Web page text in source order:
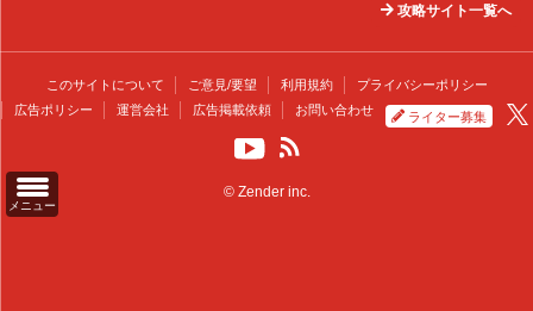
メニュー
攻略サイト一覧へ
このサイトについて ご意見/要望 利用規約
プライバシーポリシー
広告ポリシー
運営会社 広告掲載依頼 お問い合わせ ライター募集
© Zender inc.